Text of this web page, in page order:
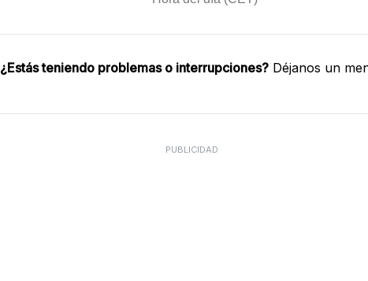
¿Estás teniendo problemas o interrupciones? Déjanos un
PUBLICIDAD